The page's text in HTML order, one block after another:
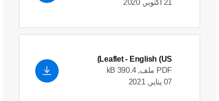
21 أكتوبر, 2020
Leaflet - English (US)
PDF ملف, 390.4 kB
07 يناير, 2021